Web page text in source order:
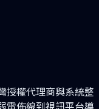
授權代理商與系統整